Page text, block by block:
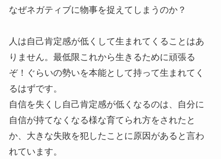
なぜネガティブに物事を捉えてしまうのか？
人は自己肯定感が低くして生まれてくることはあ
りません。最低限これから生きるために頑張る
ぞ！ぐらいの勢いを本能として持って生まれてく
るはずです。
自信を失くし自己肯定感が低くなるのは、自分に
自信が持てなくなる様な育てられ方をされたと
か、大きな失敗を犯したことに原因があると言わ
れています。